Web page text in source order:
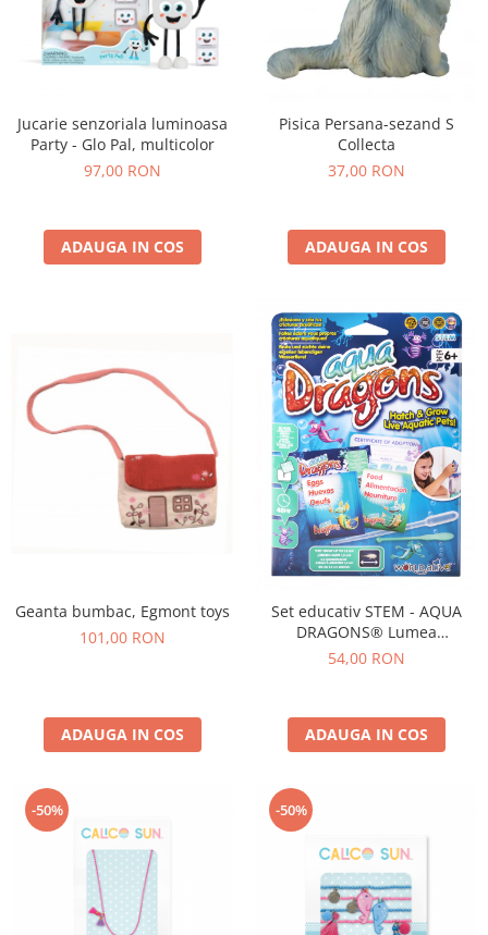
Jucarie senzoriala luminoasa
Party - Glo Pal, multicolor
97,00 RON
ADAUGA IN COS
Pisica Persana-sezand S
Collecta
37,00 RON
ADAUGA IN COS
Geanta bumbac, Egmont toys
101,00 RON
ADAUGA IN COS
Set educativ STEM - AQUA
DRAGONS® Lumea
subacvatica - kit
54,00 RON
ADAUGA IN COS
-50% -50%